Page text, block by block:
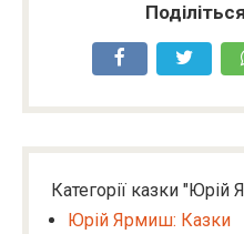
Категорії казки
Юрій Ярмиш: Казки